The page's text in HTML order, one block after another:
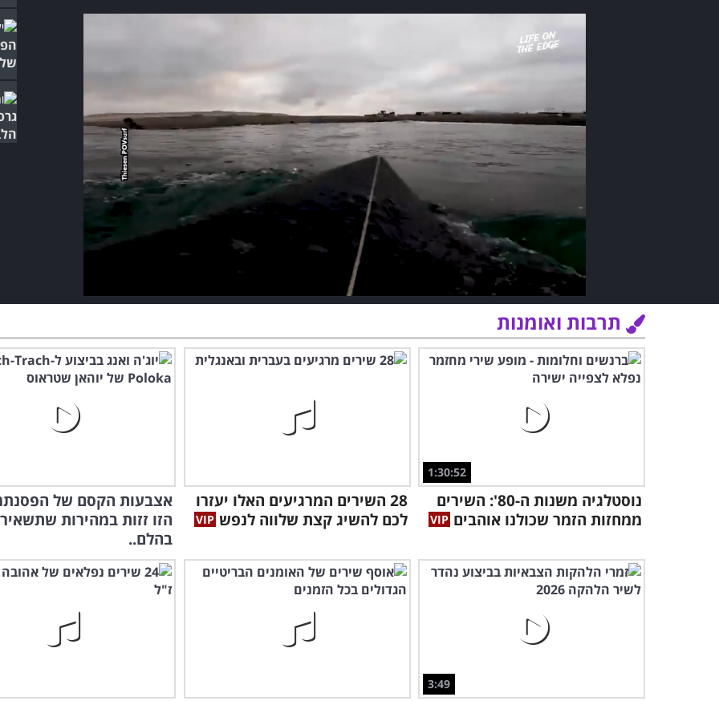
תרבות ואומנות
1:30:52
נוסטלגיה משנות ה-80': השירים
ממחזות הזמר שכולנו אוהבים
28 השירים המרגיעים האלו יעזרו
לכם להשיג קצת שלווה לנפש
אצבעות הקסם של
הזו זזות במהירות
בהלם..
3:49